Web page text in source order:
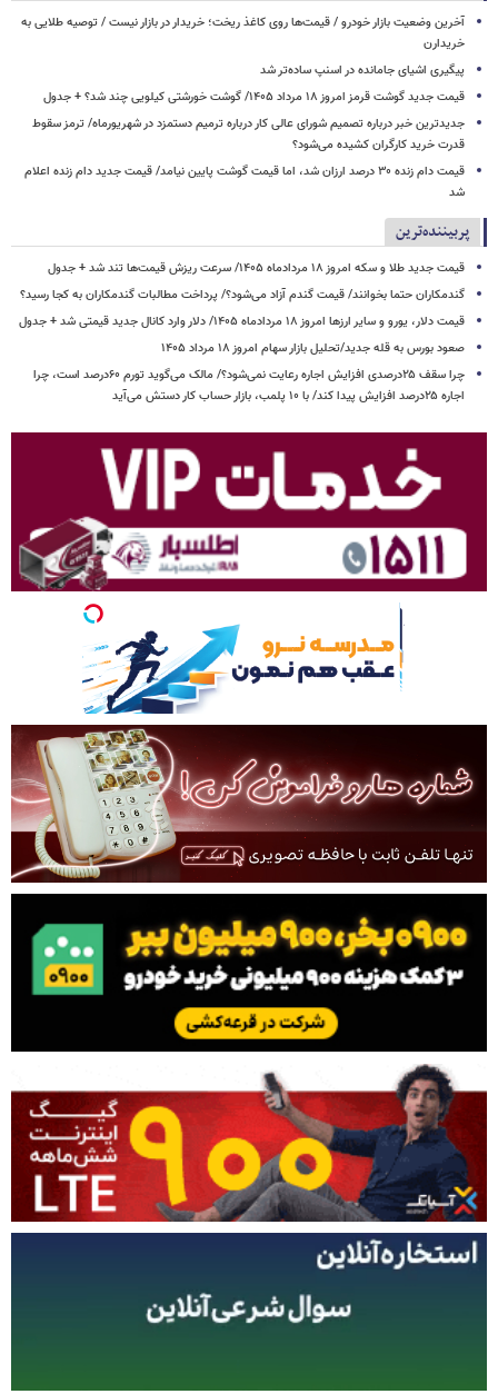
آخرین وضعیت بازار خودرو / قیمت‌ها روی کاغذ ریخت؛ خریدار در بازار نیست / توصیه طلایی به
خریدارن
پیگیری اشیای جامانده در اسنپ ساده‌تر شد
قیمت جدید گوشت قرمز امروز ۱۸ مرداد ۱۴۰۵/ گوشت خورشتی کیلویی چند شد؟ + جدول
جدیدترین خبر درباره تصمیم شورای عالی کار درباره ترمیم دستمزد در شهریورماه/ ترمز سقوط
قدرت خرید کارگران کشیده می‌شود؟
قیمت دام زنده ۳۰ درصد ارزان شد، اما قیمت گوشت پایین نیامد/ قیمت جدید دام زنده اعلام
شد
پربیننده‌ترین
قیمت جدید طلا و سکه امروز ۱۸ مردادماه ۱۴۰۵/ سرعت ریزش قیمت‌ها تند شد + جدول
گندمکاران حتما بخوانند/ قیمت گندم آزاد می‌شود؟/ پرداخت مطالبات گندمکاران به کجا رسید؟
قیمت دلار، یورو و سایر ارزها امروز ۱۸ مردادماه ۱۴۰۵/ دلار وارد کانال جدید قیمتی شد + جدول
صعود بورس به قله جدید/تحلیل بازار سهام امروز ۱۸ مرداد ۱۴۰۵
چرا سقف ۲۵درصدی افزایش اجاره رعایت نمی‌شود؟/ مالک می‌گوید تورم ۶۰درصد است، چرا
اجاره ۲۵درصد افزایش پیدا کند/ با ۱۰ پلمب، بازار حساب کار دستش می‌آید